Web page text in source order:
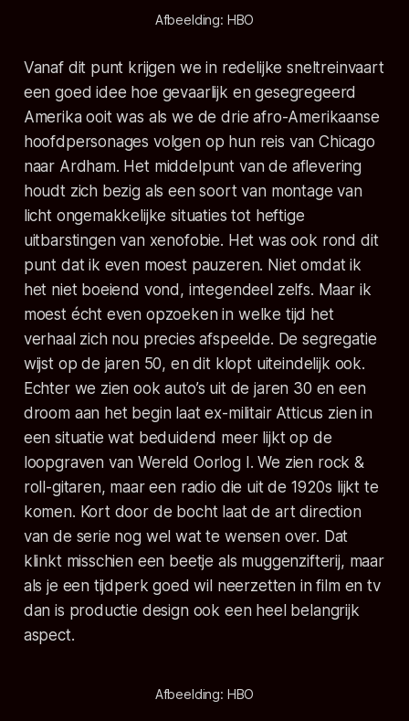
Afbeelding: HBO
Vanaf dit punt krijgen we in redelijke sneltreinvaart
een goed idee hoe gevaarlijk en gesegregeerd
Amerika ooit was als we de drie afro-Amerikaanse
hoofdpersonages volgen op hun reis van Chicago
naar Ardham. Het middelpunt van de aflevering
houdt zich bezig als een soort van montage van
licht ongemakkelijke situaties tot heftige
uitbarstingen van xenofobie. Het was ook rond dit
punt dat ik even moest pauzeren. Niet omdat ik
het niet boeiend vond, integendeel zelfs. Maar ik
moest écht even opzoeken in welke tijd het
verhaal zich nou precies afspeelde. De segregatie
wijst op de jaren 50, en dit klopt uiteindelijk ook.
Echter we zien ook auto’s uit de jaren 30 en een
droom aan het begin laat ex-militair Atticus zien in
een situatie wat beduidend meer lijkt op de
loopgraven van Wereld Oorlog I. We zien rock &
roll-gitaren, maar een radio die uit de 1920s lijkt te
komen. Kort door de bocht laat de art direction
van de serie nog wel wat te wensen over. Dat
klinkt misschien een beetje als muggenzifterij, maar
als je een tijdperk goed wil neerzetten in film en tv
dan is productie design ook een heel belangrijk
aspect.
Afbeelding: HBO